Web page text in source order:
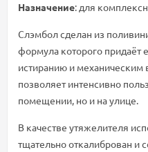
Назначение: для
Слэмбол сделан из
формула которого придаёт
истиранию и механическим
позволяет интенсивно
помещении, но и на улице.
В качестве утяжелителя
тщательно откалиброван и